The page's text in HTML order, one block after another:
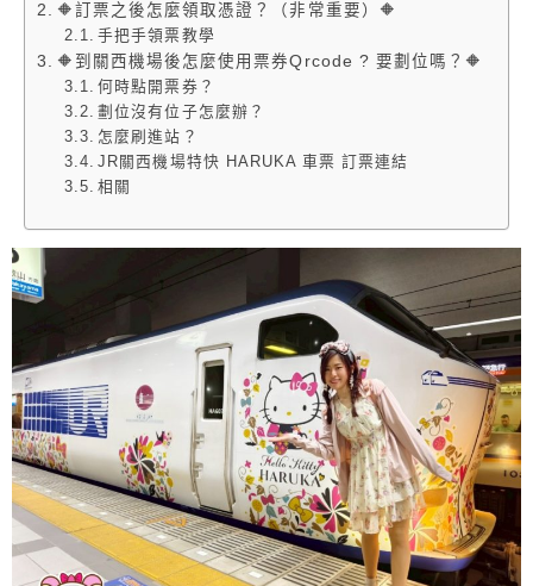
🔶訂票之後怎麼領取憑證？（非常重要）🔶
手把手領票教學
🔶到關西機場後怎麼使用票券Qrcode ? 要劃位嗎？🔶
何時點開票券？
劃位沒有位子怎麼辦？
怎麼刷進站？
JR關西機場特快 HARUKA 車票 訂票連結
相關